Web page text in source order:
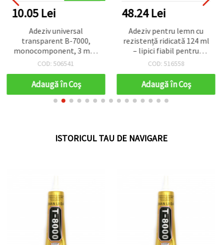
10.05 Lei
Adeziv universal
transparent B-7000,
monocomponent, 3 ml –
pentru hobby, craft & DIY
COD: 506541
Adaugă în Coş
48.24 Lei
Adeziv pentru lemn cu
rezistență ridicată 124 ml
– lipici fiabil pentru
îmbinări durabile și
tâmplărie și DIY
COD: 516558
Adaugă în Coş
ISTORICUL TAU DE NAVIGARE